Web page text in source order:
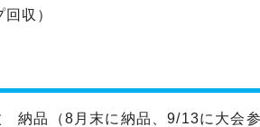
収）
納品（8月末に納品、9/13に大会参